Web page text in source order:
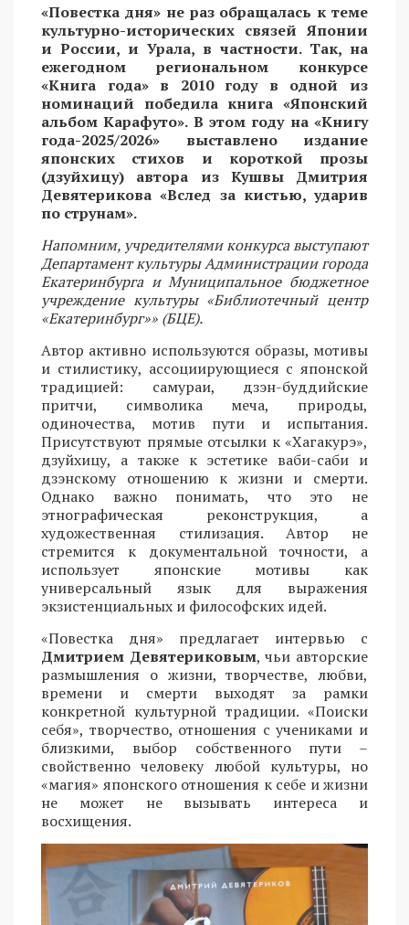
«Повестка дня» не раз обращалась к теме
культурно-исторических связей Японии
и России, и Урала, в частности. Так, на
ежегодном региональном конкурсе
«Книга года» в 2010 году в одной из
номинаций победила книга «Японский
альбом Карафуто». В этом году на «Книгу
года-2025/2026» выставлено издание
японских стихов и короткой прозы
(дзуйхицу) автора из Кушвы Дмитрия
Девятерикова «Вслед за кистью, ударив
по струнам».
Напомним, учредителями конкурса выступают
Департамент культуры Администрации города
Екатеринбурга и Муниципальное бюджетное
учреждение культуры «Библиотечный центр
«Екатеринбург»» (БЦЕ).
Автор активно используются образы, мотивы
и стилистику, ассоциирующиеся с японской
традицией: самураи, дзэн-буддийские
притчи, символика меча, природы,
одиночества, мотив пути и испытания.
Присутствуют прямые отсылки к «Хагакурэ»,
дзуйхицу, а также к эстетике ваби-саби и
дзэнскому отношению к жизни и смерти.
Однако важно понимать, что это не
этнографическая реконструкция, а
художественная стилизация. Автор не
стремится к документальной точности, а
использует японские мотивы как
универсальный язык для выражения
экзистенциальных и философских идей.
«Повестка дня» предлагает интервью с
Дмитрием Девятериковым, чьи авторские
размышления о жизни, творчестве, любви,
времени и смерти выходят за рамки
конкретной культурной традиции. «Поиски
себя», творчество, отношения с учениками и
близкими, выбор собственного пути –
свойственно человеку любой культуры, но
«магия» японского отношения к себе и жизни
не может не вызывать интереса и
восхищения.